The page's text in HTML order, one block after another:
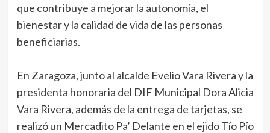
que contribuye a mejorar la autonomía, el
bienestar y la calidad de vida de las personas
beneficiarias.
En Zaragoza, junto al alcalde Evelio Vara Rivera y la
presidenta honoraria del DIF Municipal Dora Alicia
Vara Rivera, además de la entrega de tarjetas, se
realizó un Mercadito Pa’ Delante en el ejido Tío Pío